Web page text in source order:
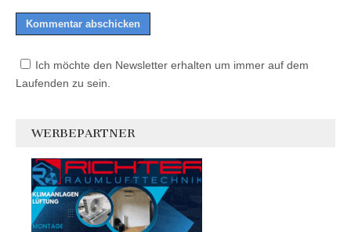
Ich möchte den Newsletter erhalten um immer auf dem
Laufenden zu sein.
WERBEPARTNER